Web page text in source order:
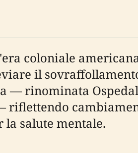
coloniale
il
— rinominata
riflettendo
salute mentale.